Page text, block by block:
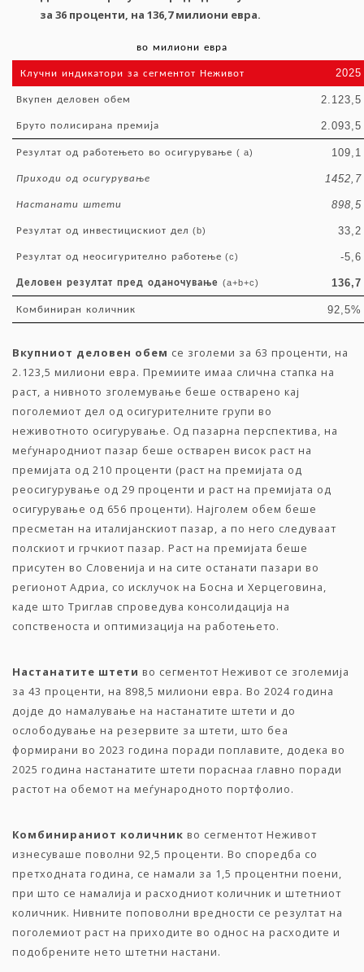
за 36 проценти, на 136,7милиони евра.
во милиони евра
Клучни индикатори за сегментот Неживот 2025
Вкупен деловен обем 2.123,5
Бруто полисирана премија 2.093,5
Резултат од работењето во осигурување ( a) 109,1
Приходи од осигурување 1452,7
Настанати штети 898,5
Резултат од инвестицискиот дел (b) 33,2
Резултат од неосигурително работење (c) -5,6
Деловен резултат пред оданочување (a+b+c) 136,7
Комбиниран количник 92,5%
Вкупниот деловен обем се зголеми за 63 проценти, на
2.123,5 милиони евра. Премиите имаа слична стапка на
раст, а нивното зголемување беше остварено кај
поголемиот дел од осигурителните групи во
неживотното осигурување. Од пазарна перспектива, на
меѓународниот пазар беше остварен висок раст на
премијата од 210 проценти (раст на премијата од
реосигурување од 29 проценти и раст на премијата од
осигурување од 656 проценти). Најголем обем беше
пресметан на италијанскиот пазар, а по него следуваат
полскиот и грчкиот пазар. Раст на премијата беше
присутен во Словенија и на сите останати пазари во
регионот Адриа, со исклучок на Босна и Херцеговина,
каде што Триглав спроведува консолидација на
сопственоста и оптимизација на работењето.
Настанатите штети во сегментот Неживот се зголемија
за 43 проценти, на 898,5 милиони евра. Во 2024 година
дојде до намалување на настанатите штети и до
ослободување на резервите за штети, што беа
формирани во 2023 година поради поплавите, додека во
2025 година настанатите штети пораснаа главно поради
растот на обемот на меѓународното портфолио.
Комбинираниот количник во сегментот Неживот
изнесуваше поволни 92,5 проценти. Во споредба со
претходната година, се намали за 1,5 процентни поени,
при што се намалија и расходниот количник и штетниот
количник. Нивните поповолни вредности се резултат на
поголемиот раст на приходите во однос на расходите и
подобрените нето штетни настани.